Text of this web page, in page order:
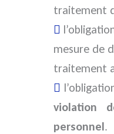
traitement
mesure de
traitement
violation
personnel.